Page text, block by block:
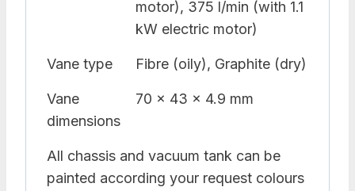
motor), 375 l/min (with 1.1
kW electric motor)
Vane type Fibre (oily), Graphite (dry)
Vane
dimensions
70 x 43 x 4.9 mm
All chassis and vacuum tank can be
painted according your request colours